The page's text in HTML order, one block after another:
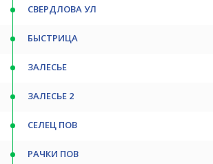
СВЕРДЛОВА УЛ
БЫСТРИЦА
ЗАЛЕСЬЕ
ЗАЛЕСЬЕ 2
СЕЛЕЦ ПОВ
РАЧКИ ПОВ